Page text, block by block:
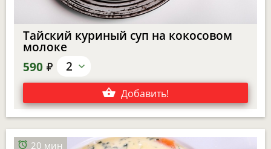
Тайский куриный суп на кокосовом
молоке
590 е 2
Добавить!
20 мин